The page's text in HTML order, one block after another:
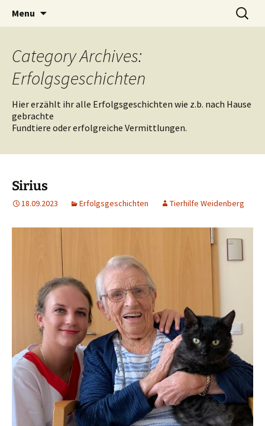
Tierhilfe
Weidenberg und Umgebung e.V.
Menu
Search
for:
Category Archives:
Erfolgsgeschichten
Hier erzählt ihr alle Erfolgsgeschichten wie z.b. nach Hause
gebrachte
Fundtiere oder erfolgreiche Vermittlungen.
Sirius
18.09.2023 Erfolgsgeschichten Tierhilfe Weidenberg